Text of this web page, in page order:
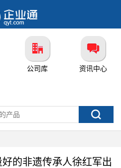
公司库 资讯中心
的非遗传承人徐红军出